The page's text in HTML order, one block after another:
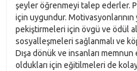
şeyler öğrenmeyi talep ederler.
için uygundur.
pekiştirmeleri için övgü ve ödül
sosyalleşmeleri sağlanmalı ve
Dışa dönük ve insanları
oldukları için eğitilmeleri de